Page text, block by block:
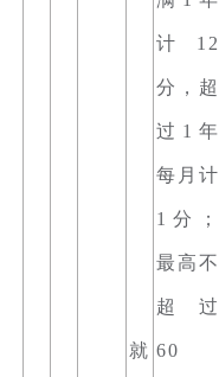
就
计12
分，超
过1年
每月计
1分；
最高不
超过
60